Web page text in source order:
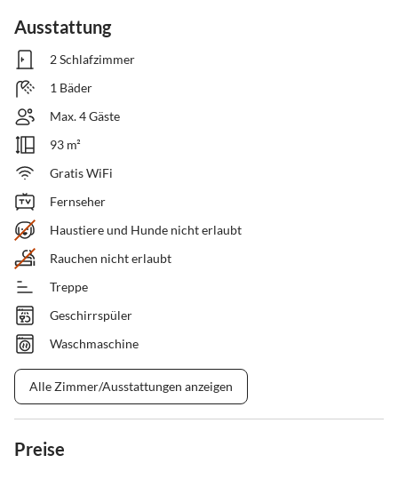
Ausstattung
2 Schlafzimmer
1 Bäder
Max. 4 Gäste
93 m²
Gratis WiFi
Fernseher
Haustiere und Hunde nicht erlaubt
Rauchen nicht erlaubt
Treppe
Geschirrspüler
Waschmaschine
Alle Zimmer/Ausstattungen anzeigen
Preise